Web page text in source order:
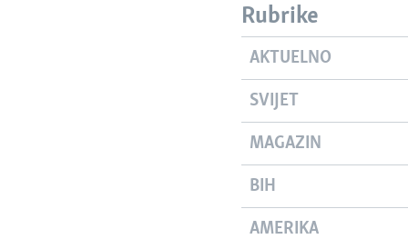
Rubrike
AKTUELNO
SVIJET
MAGAZIN
BIH
AMERIKA